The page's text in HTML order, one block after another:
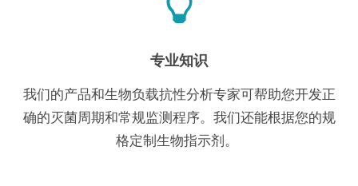
专业知识
我们的产品和生物负载抗性分析专家可帮助您开发正
确的灭菌周期和常规监测程序。我们还能根据您的规
格定制生物指示剂。